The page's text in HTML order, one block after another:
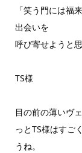
「笑う門には福
出会いを
呼び寄せようと
TS様
目の前の薄いヴ
っとTS様はすご
うね。